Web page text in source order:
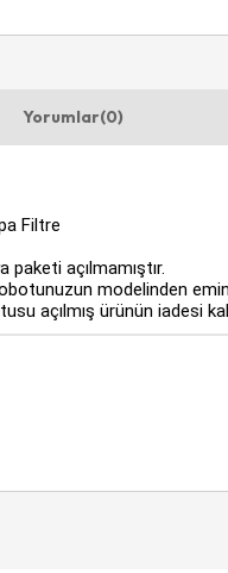
Yorumlar(0)
Filtre
açılmamıştır.
modelinden
açılmış ürünün iadesi